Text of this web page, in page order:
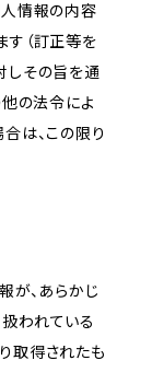
人情報の内容
す（訂正等を
しその旨を通
他の法令によ
は、この限り
が、あらかじ
われている
取得されたも